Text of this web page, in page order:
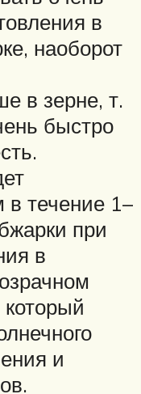
в
наоборот
в зерне, т.
быстро
в течение 1–
при
в
и